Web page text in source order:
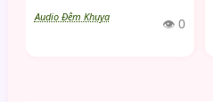
Audio Đêm Khuya 👁 0